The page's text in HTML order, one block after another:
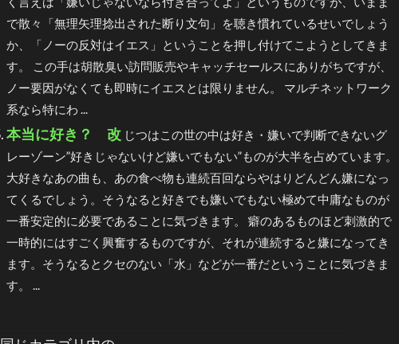
で散々「無理矢理捻出された断り文句」を聴き慣れているせいでしょう
か、「ノーの反対はイエス」ということを押し付けてこようとしてきま
す。 この手は胡散臭い訪問販売やキャッチセールスにありがちですが、
ノー要因がなくても即時にイエスとは限りません。 マルチネットワーク
系なら特にわ ...
本当に好き？ 改 じつはこの世の中は好き・嫌いで判断できないグ
レーゾーン”好きじゃないけど嫌いでもない”ものが大半を占めています。
大好きなあの曲も、あの食べ物も連続百回ならやはりどんどん嫌になっ
てくるでしょう。そうなると好きでも嫌いでもない極めて中庸なものが
一番安定的に必要であることに気づきます。 癖のあるものほど刺激的で
一時的にはすごく興奮するものですが、それが連続すると嫌になってき
ます。そうなるとクセのない「水」などが一番だということに気づきま
す。 ...